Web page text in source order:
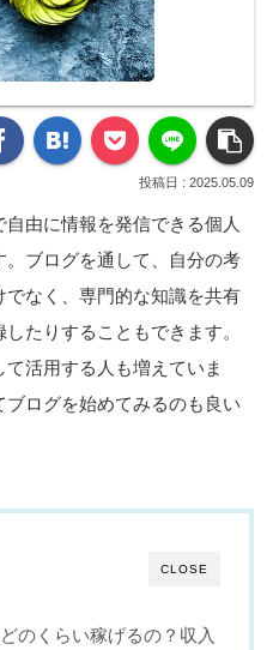
2025.05.09
由に情報を発信できる個人
。ブログを通して、自分の考
なく、専門的な知識を共有
たりすることもできます。
活用する人も増えていま
ログを始めてみるのも良い
CLOSE
のくらい稼げるの？収入